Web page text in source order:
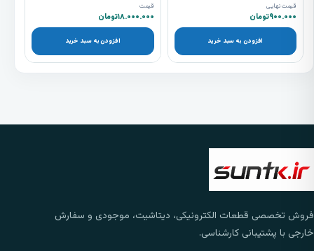
قیمت نهایی
۹۰۰.۰۰۰تومان
افزودن به سبد خرید
قیمت
۱۸.۰۰۰.۰۰۰تومان
افزودن به سبد خرید
فروش تخصصی قطعات الکترونیکی، دیتاشیت، موجودی و سفارش
خارجی با پشتیبانی کارشناسی.